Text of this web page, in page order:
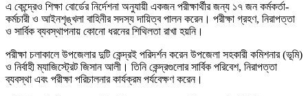
এ কেন্দ্রেও শিক্ষা বোর্ডের নির্দেশনা অনুযায়ী একজন পরীক্ষার্থীর জন্য ১৭ জন কর্মকর্তা-
কর্মচারী ও আইনশৃঙ্খলা বাহিনীর সদস্য দায়িত্ব পালন করেন। পরীক্ষা গ্রহণ, নিরাপত্তা
ও সার্বিক ব্যবস্থাপনায় কোনো ধরনের শিথিলতা রাখা হয়নি।
পরীক্ষা চলাকালে উপজেলার দুটি কেন্দ্রই পরিদর্শন করেন উপজেলা সহকারী কমিশনার (ভূমি)
ও নির্বাহী ম্যাজিস্ট্রেট জিসান আলী। তিনি কেন্দ্রগুলোর সার্বিক পরিবেশ, নিরাপত্তা
ব্যবস্থা এবং পরীক্ষা পরিচালনার কার্যক্রম পর্যবেক্ষণ করেন।